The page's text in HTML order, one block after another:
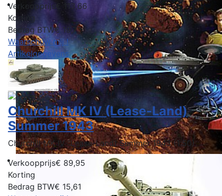
Verkoopprijs
€ 113,66
Korting
Bedrag BTW€ 19,73
Waarschuw mij !
Artikelgegevens
Churchill MK IV (Lease-Land)
Summer 1943
Churchill MK IV "Lease-Land) Summer 1943 (1:50)
Verkoopprijs€ 89,95
Korting
Bedrag BTW€ 15,61